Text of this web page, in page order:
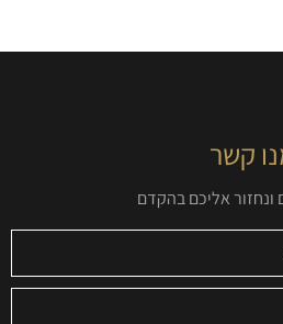
קשר
ונחזור אליכם בהקדם